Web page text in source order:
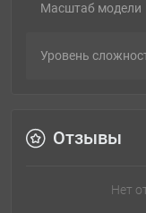
Масштаб модели
Уровень
Отзывы
Нет